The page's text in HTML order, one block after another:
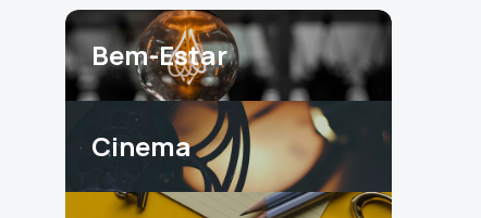
Bem-Estar
Cinema